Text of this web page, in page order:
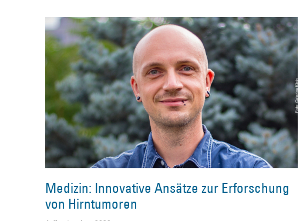
Medizin: Innovative Ansätze zur Erforschung
von Hirntumoren